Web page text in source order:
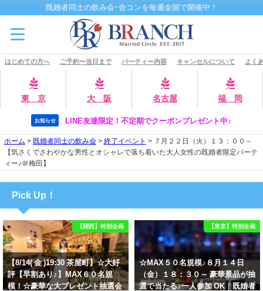
既婚者同士の飲み会･合コンを毎週全国で開催中！
はじめての方へ ご予約〜当日まで パーティー内容 キャンセルについて よく
東 京 大 阪 名古屋 福 岡
お知らせ LINE友達限定！不定期でクーポンプレゼント中♪
ホーム > 既婚者同士の飲み会> 終了イベント > ７月２２日（火）１３：００～
【気さくでさわやかな男性とオシャレで落ち着いた大人女性の既婚者限定パーテ
ィー♪＠梅田】
Pick Up！
【関西】特別企画
【8/14( 金 )19:30 茶屋町】☆大好
評【早割あり♪】MAX６０名規
模！☆豪華な大プレゼント抽選会
【東京】特別企画
☆MAX５０名規模♪８月１４日
（金）１８：３０～ 豪華景品が抽
選で当たる♪一人参加 OK｜既婚者